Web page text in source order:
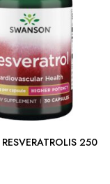
Swnason RESVERATROLIS 250